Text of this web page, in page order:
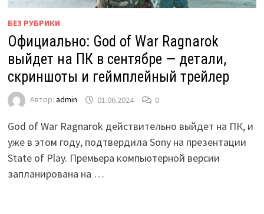
БЕЗ РУБРИКИ
Официально: God of War Ragnarok
выйдет на ПК в сентябре — детали,
скриншоты и геймплейный трейлер
Автор: admin 01.06.2024 0
God of War Ragnarok действительно выйдет на ПК, и
уже в этом году, подтвердила Sony на презентации
State of Play. Премьера компьютерной версии
запланирована на …